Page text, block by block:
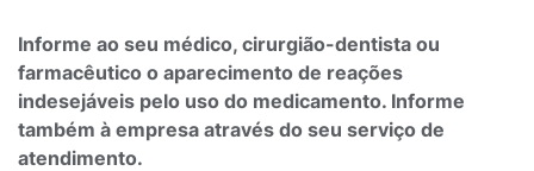
Informe ao seu médico, cirurgião-dentista ou
farmacêutico o aparecimento de reações
indesejáveis pelo uso do medicamento. Informe
também à empresa através do seu serviço de
atendimento.